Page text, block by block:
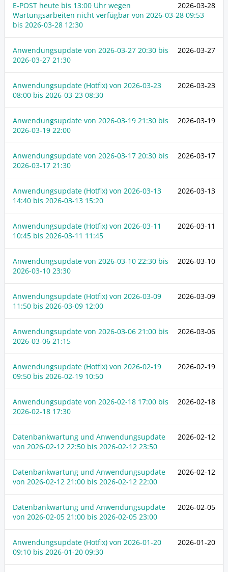
2026-03-28
E-POST heute bis 13:00 Uhr wegen
Wartungsarbeiten nicht verfügbar von 2026-03-28 09:53
bis 2026-03-28 12:30
2026-03-27
Anwendungsupdate von 2026-03-27 20:30 bis
2026-03-27 21:30
2026-03-23
Anwendungsupdate (Hotfix) von 2026-03-23
08:00 bis 2026-03-23 08:30
2026-03-19
Anwendungsupdate von 2026-03-19 21:30 bis
2026-03-19 22:00
2026-03-17
Anwendungsupdate von 2026-03-17 20:30 bis
2026-03-17 21:30
2026-03-13
Anwendungsupdate (Hotfix) von 2026-03-13
14:40 bis 2026-03-13 15:20
2026-03-11
Anwendungsupdate (Hotfix) von 2026-03-11
10:45 bis 2026-03-11 11:45
2026-03-10
Anwendungsupdate von 2026-03-10 22:30 bis
2026-03-10 23:30
2026-03-09
Anwendungsupdate (Hotfix) von 2026-03-09
11:50 bis 2026-03-09 12:00
2026-03-06
Anwendungsupdate von 2026-03-06 21:00 bis
2026-03-06 21:15
2026-02-19
Anwendungsupdate (Hotfix) von 2026-02-19
09:50 bis 2026-02-19 10:50
2026-02-18
Anwendungsupdate von 2026-02-18 17:00 bis
2026-02-18 17:30
2026-02-12
Datenbankwartung und Anwendungsupdate
von 2026-02-12 22:50 bis 2026-02-12 23:50
2026-02-12
Datenbankwartung und Anwendungsupdate
von 2026-02-12 21:00 bis 2026-02-12 22:00
2026-02-05
Datenbankwartung und Anwendungsupdate
von 2026-02-05 21:00 bis 2026-02-05 23:00
2026-01-20
Anwendungsupdate (Hotfix) von 2026-01-20
09:10 bis 2026-01-20 09:30